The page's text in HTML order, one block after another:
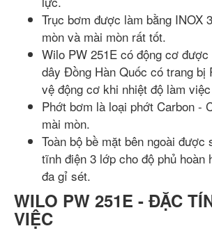
Trục bơm được làm bằng INOX
mòn và mài mòn rất tốt.
Wilo PW 251E có động cơ được
dây Đồng Hàn Quốc có trang bị
vệ động cơ khi nhiệt độ làm
Phớt bơm là loại phớt Carbon -
mài mòn.
Toàn bộ bề mặt bên ngoài được
tĩnh điện 3 lớp cho độ phủ hoàn
đa gỉ sét.
WILO PW 251E - ĐẶC
VIỆC